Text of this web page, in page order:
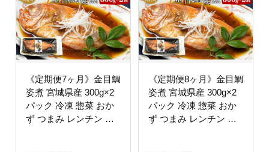
《定期便7ヶ月》金目鯛
姿煮 宮城県産 300g×2
パック 冷凍 惣菜 おか
ず つまみ レンチン 湯
《定期便8ヶ月》金目鯛
姿煮 宮城県産 300g×2
パック 冷凍 惣菜 おか
ず つまみ レンチン 湯